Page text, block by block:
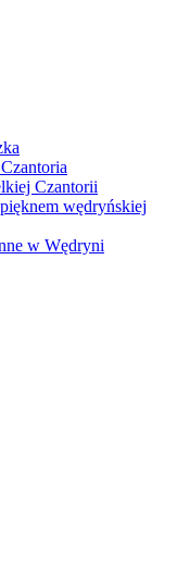
Czantorii
wędryńskiej
w Wędryni